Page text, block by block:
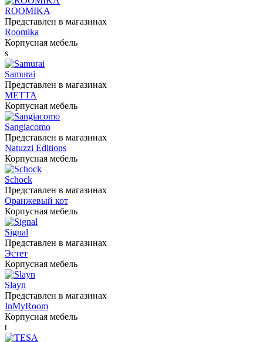
ROOMIKA
Представлен в магазинах
Roomika
Корпусная мебель
s
Samurai
Представлен в магазинах
METTA
Корпусная мебель
Sangiacomo
Представлен в магазинах
Natuzzi Editions
Корпусная мебель
Schock
Представлен в магазинах
Оранжевый кот
Корпусная мебель
Signal
Представлен в магазинах
Эстет
Корпусная мебель
Slayn
Представлен в магазинах
InMyRoom
Корпусная мебель
t